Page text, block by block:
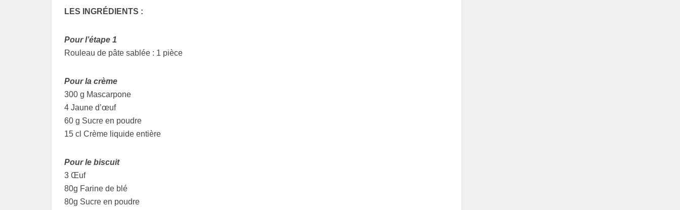
LES INGRÉDIENTS :
Pour l’étape 1
Rouleau de pâte sablée : 1 pièce
Pour la crème
300 g Mascarpone
4 Jaune d’œuf
60 g Sucre en poudre
15 cl Crème liquide entière
Pour le biscuit
3 Œuf
80g Farine de blé
80g Sucre en poudre